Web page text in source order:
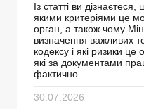
Із статті ви
якими критеріями це
орган, а також чому
визначення важливих
кодексу і які ризики
які за документами
фактично ...
30.07.2026